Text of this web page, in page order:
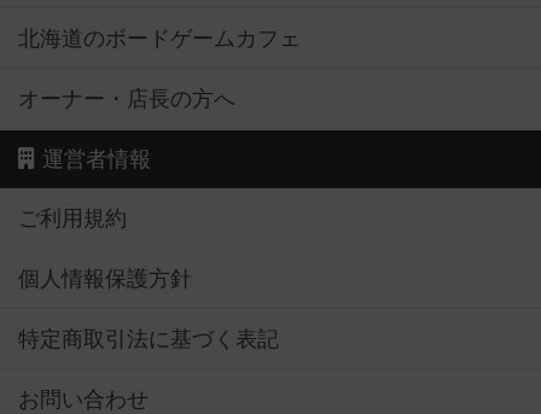
北海道のボードゲームカフェ
オーナー・店長の方へ
運営者情報
ご利用規約
個人情報保護方針
特定商取引法に基づく表記
お問い合わせ